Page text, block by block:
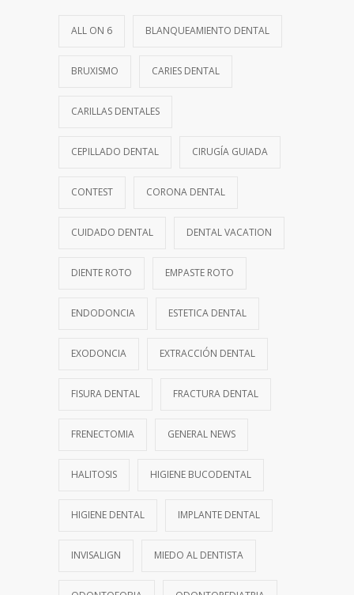
ALL ON 6 BLANQUEAMIENTO DENTAL
BRUXISMO CARIES DENTAL
CARILLAS DENTALES
CEPILLADO DENTAL CIRUGÍA GUIADA
CONTEST CORONA DENTAL
CUIDADO DENTAL DENTAL VACATION
DIENTE ROTO EMPASTE ROTO
ENDODONCIA ESTETICA DENTAL
EXODONCIA EXTRACCIÓN DENTAL
FISURA DENTAL FRACTURA DENTAL
FRENECTOMIA GENERAL NEWS
HALITOSIS HIGIENE BUCODENTAL
HIGIENE DENTAL IMPLANTE DENTAL
INVISALIGN MIEDO AL DENTISTA